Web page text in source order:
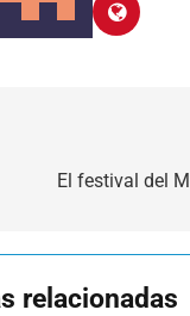
El festival del
relacionadas